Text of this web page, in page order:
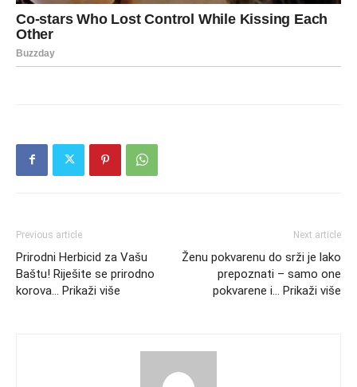
Previous article
Prirodni Herbicid za Vašu
Baštu! Riješite se prirodno
korova… Prikaži više
Next article
Ženu pokvarenu do srži je lako
prepoznati – samo one
pokvarene i… Prikaži više